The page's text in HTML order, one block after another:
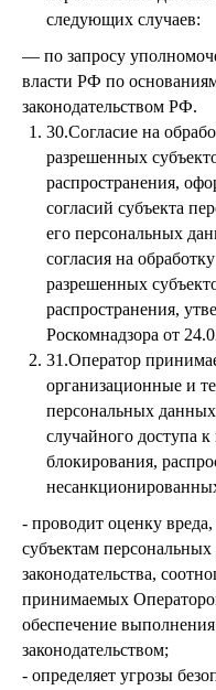
следующих случаев:
— по запросу
власти РФ по
законодательством РФ.
30.Согласие на
разрешенных
распространения,
согласий субъекта
его персональных
согласия на
разрешенных
распространения,
Роскомнадзора от
31.Оператор
организационные и
персональных
случайного доступа
блокирования,
- проводит оценку
субъектам
законодательства,
принимаемых
обеспечение
законодательством;
- определяет угрозы